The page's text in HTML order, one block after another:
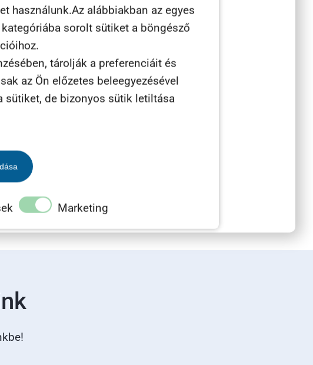
használunk.Az alábbiakban az egyes
sorolt sütiket a böngésző
tárolják a preferenciáit és
az Ön előzetes beleegyezésével
sütiket, de bizonyos sütik letiltása
Marketing